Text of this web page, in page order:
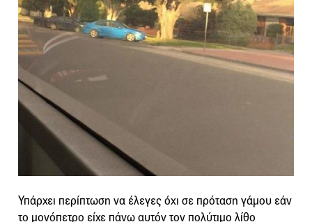
Υπάρχει περίπτωση να έλεγες όχι σε πρόταση γάμου εάν
το μονόπετρο είχε πάνω αυτόν τον πολύτιμο λίθο